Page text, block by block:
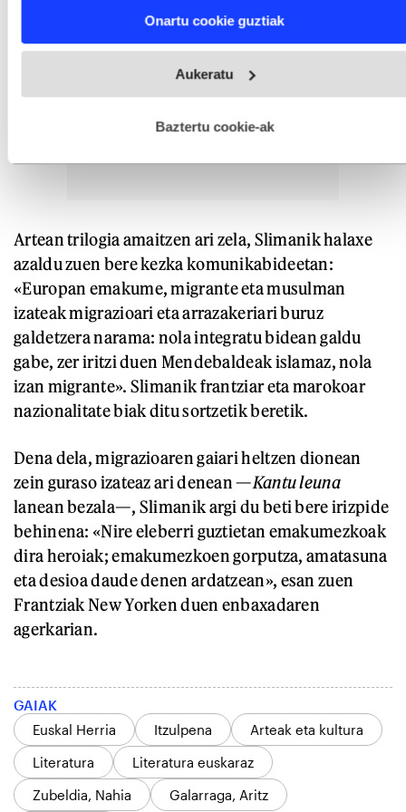
and set your preferences in thedetails section
fitxategiak erabiltzen ditu. Zure esperientzia eta zerbitzuak
esplizitua ematen diguzu.Gehiago irakurri
Onartu cookie guztiak
Aukeratu
Baztertu cookie-ak
Artean trilogia amaitzen ari zela, Slimanik halaxe
azaldu zuen bere kezka komunikabideetan:
«Europan emakume, migrante eta musulman
izateak migrazioari eta arrazakeriari buruz
galdetzera narama: nola integratu bidean galdu
gabe, zer iritzi duen Mendebaldeak islamaz, nola
izan migrante». Slimanik frantziar eta marokoar
nazionalitate biak ditu sortzetik beretik.
Dena dela, migrazioaren gaiari heltzen dionean
zein guraso izateaz ari denean —Kantu leuna
lanean bezala—, Slimanik argi du beti bere irizpide
behinena: «Nire eleberri guztietan emakumezkoak
dira heroiak; emakumezkoen gorputza, amatasuna
eta desioa daude denen ardatzean», esan zuen
Frantziak New Yorken duen enbaxadaren
agerkarian.
GAIAK
Euskal Herria
Itzulpena
Arteak eta kultura
Literatura
Literatura euskaraz
Zubeldia, Nahia
Galarraga, Aritz